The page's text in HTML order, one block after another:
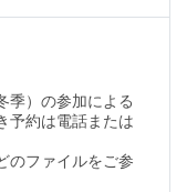
季）の参加による
予約は電話または
のファイルをご参